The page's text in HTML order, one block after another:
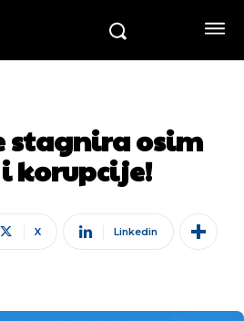
stagnira osim
korupcije!
X Linkedin